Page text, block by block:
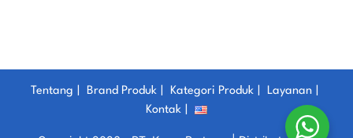
Tentang Brand Produk Kategori Produk
Layanan
Kontak